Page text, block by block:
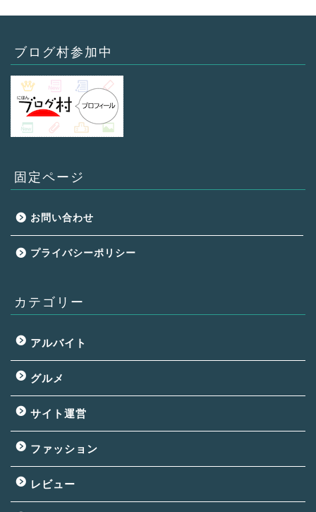
ブログ村参加中
固定ページ
お問い合わせ
プライバシーポリシー
カテゴリー
アルバイト
グルメ
サイト運営
ファッション
レビュー